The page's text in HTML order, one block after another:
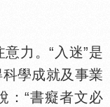
力。“入迷”是
學成就及事業
：“書癡者文必